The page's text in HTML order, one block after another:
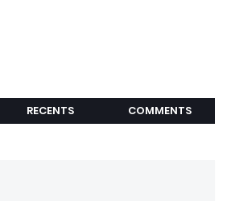
RECENTS COMMENTS